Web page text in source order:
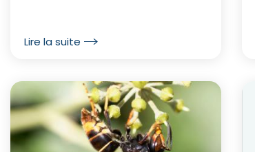
Lire la suite